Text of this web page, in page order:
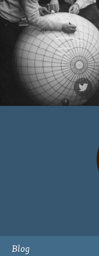
Blog